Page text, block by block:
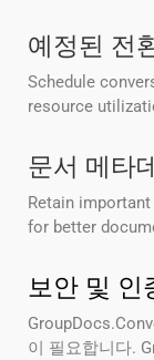
예정된 전
Schedule
resource
문서 메타
Retain
for better
보안 및 인
이 필요합니다.